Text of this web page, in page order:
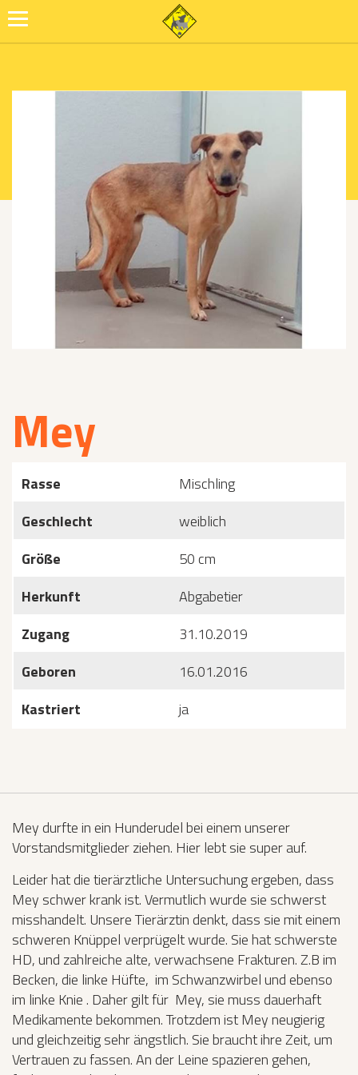
Mey
Rasse
Mischling
Geschlecht
weiblich
Größe
50 cm
Herkunft
Abgabetier
Zugang
31.10.2019
Geboren
16.01.2016
Kastriert
ja
Mey durfte in ein Hunderudel bei einem unserer
Vorstandsmitglieder ziehen. Hier lebt sie super auf.
Leider hat die tierärztliche Untersuchung ergeben, dass
Mey schwer krank ist. Vermutlich wurde sie schwerst
misshandelt. Unsere Tierärztin denkt, dass sie mit einem
schweren Knüppel verprügelt wurde. Sie hat schwerste
HD, und zahlreiche alte, verwachsene Frakturen. Z.B im
Becken, die linke Hüfte, im Schwanzwirbel und ebenso
im linke Knie . Daher gilt für Mey, sie muss dauerhaft
Medikamente bekommen. Trotzdem ist Mey neugierig
und gleichzeitig sehr ängstlich. Sie braucht ihre Zeit, um
Vertrauen zu fassen. An der Leine spazieren gehen,